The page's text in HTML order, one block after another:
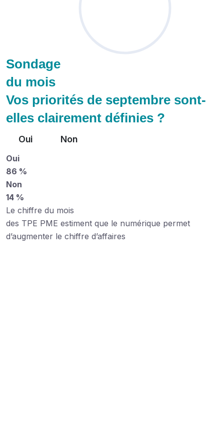
Sondage
du mois
Vos priorités de septembre sont-
elles clairement définies ?
Oui Non
Oui
86 %
Non
14 %
Le chiffre du mois
des TPE PME estiment que le numérique permet
d’augmenter le chiffre d’affaires